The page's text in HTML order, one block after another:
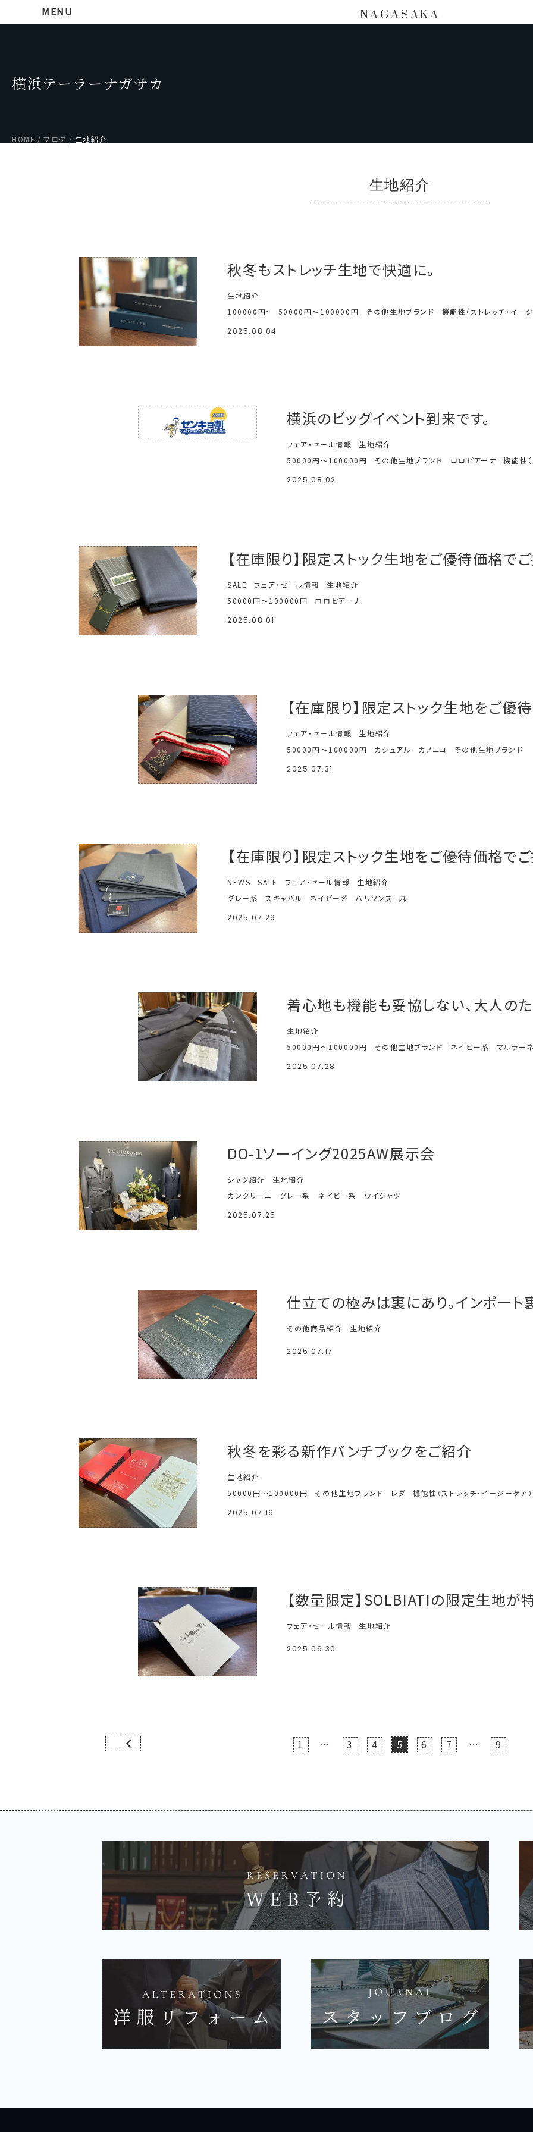
MENU NAGASAKA
横浜テーラーナガサカ
HOME ブログ 生地紹介
生地紹介
秋冬もストレッチ生地で快適に。
生地紹介
100000円~
50000円～100000円 その他生地ブランド
機能性（ストレッチ・イー
2025.08.04
横浜のビッグイベント到来です。
フェア・セール情報
生地紹介
50000円～100000円
その他生地ブランド ロロピアーナ 機能性
2025.08.02
【在庫限り】限定ストック生地をご優待価格で
SALE フェア・セール情報
生地紹介
50000円～100000円
ロロピアーナ
2025.08.01
【在庫限り】限定ストック生地をご優
フェア・セール情報
生地紹介
50000円～100000円
カジュアル カノニコ
その他生地ブランド
2025.07.31
【在庫限り】限定ストック生地をご優待価格で
NEWS SALE フェア・セール情報
生地紹介
グレー系
スキャバル ネイビー系 ハリソンズ
麻
2025.07.29
着心地も機能も妥協しない、大人の
生地紹介
50000円～100000円
その他生地ブランド ネイビー系 マルラーネ
2025.07.28
DO-1ソーイング2025AW展示会
シャツ紹介
生地紹介
カンクリーニ
グレー系 ネイビー系
ワイシャツ
2025.07.25
仕立ての極みは裏にあり。インポート
その他商品紹介 生地紹介
2025.07.17
秋冬を彩る新作バンチブックをご紹介
生地紹介
50000円～100000円
その他生地ブランド レダ
機能性（ストレッチ・イージーケア）
2025.07.16
【数量限定】SOLBIATIの限定生地が
フェア・セール情報 生地紹介
2025.06.30
1 … 3 4 5 6 7 … 9